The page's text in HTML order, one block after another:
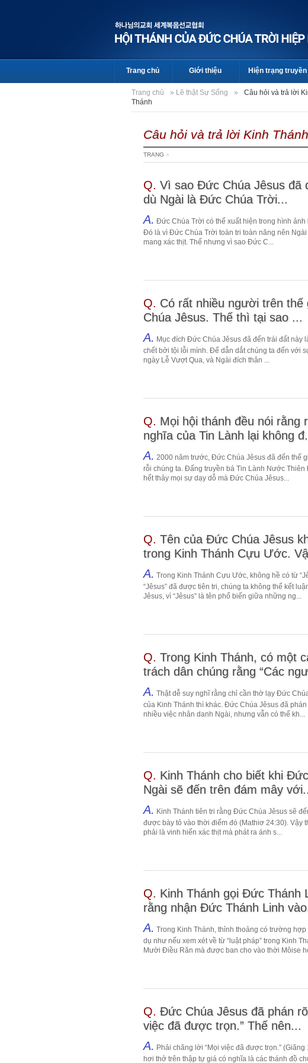
Trang chủ Giới thiệu Hiện trạng
Trang chủ » Lẽ thật Sự Sống »
Câu hỏi và trả lời
Thánh
Câu hỏi và trả lời Kinh Thánh
TRANG »
Q. Vì sao Đức Chúa Jêsus đã
dù Ngài là Đức Chúa Trời...
A. Đức Chúa Trời có thể xuất hiện trong hình
Đó là vì Đức Chúa Trời toàn tri toàn năng nên
mang xác thịt. Thế nhưng vì sao Đức C...
Q. Có rất nhiều người trên
Chúa Jêsus. Thế thì tại sao ...
A. Mục đích Đức Chúa Jêsus đã đến trái đất
chết bởi tội lỗi mình. Để dẫn dắt chúng ta đến với
ngày Lễ Vượt Qua, và Ngài đích thân ...
Q. Mọi hội thánh đều nói rằng
nghĩa của Tin Lành lại không
A. 2000 năm trước, Đức Chúa Jêsus đã đến thế
rỗi chúng ta. Đấng truyền bá Tin Lành Nước
hết thảy mọi sự dạy dỗ mà Đức Chúa Jêsus...
Q. Tên của Đức Chúa Jêsus
trong Kinh Thánh Cựu Ước.
A. Trong Kinh Thánh Cựu Ước, không hề có từ
“Jêsus” đã được tiên tri, chúng ta không thể kết
Jêsus, vì “Jêsus” là tên phổ biến giữa những ng...
Q. Trong Kinh Thánh, có một
trách dân chúng rằng “Các
A. Thật dễ suy nghĩ rằng chỉ cần thờ lạy Đức
của Kinh Thánh thì khác. Đức Chúa Jêsus đã
nhiều việc nhân danh Ngài, nhưng vẫn có thể kh...
Q. Kinh Thánh cho biết khi
Ngài sẽ đến trên đám mây
A. Kinh Thánh tiên tri rằng Đức Chúa Jêsus sẽ
được bày tỏ vào thời điểm đó (Mathiơ 24:30). Vậy
phải là vinh hiển xác thịt mà phát ra ánh s...
Q. Kinh Thánh gọi Đức Thánh
rằng nhận Đức Thánh Linh
A. Trong Kinh Thánh, thỉnh thoảng có trường
dụ như nếu xem xét về từ “luật pháp” trong Kinh
Mười Điều Răn mà được ban cho vào thời Môise
Q. Đức Chúa Jêsus đã phán
việc đã được trọn.” Thế nên...
A. Phải chăng lời “Mọi việc đã được trọn.”
hơi thở trên thập tự giá có nghĩa là các thánh đồ